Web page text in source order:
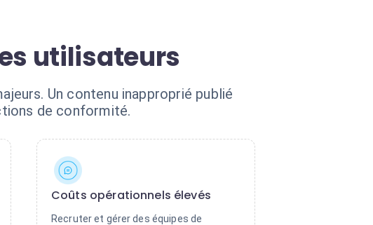
utilisateurs
Un contenu inapproprié publié
de conformité.
Coûts opérationnels élevés
Recruter et gérer des équipes de